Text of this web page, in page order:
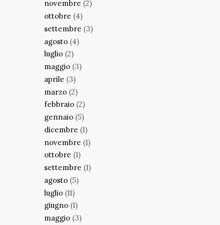
novembre (2)
ottobre (4)
settembre (3)
agosto (4)
luglio (2)
maggio (3)
aprile (3)
marzo (2)
febbraio (2)
gennaio (5)
dicembre (1)
novembre (1)
ottobre (1)
settembre (1)
agosto (5)
luglio (11)
giugno (1)
maggio (3)